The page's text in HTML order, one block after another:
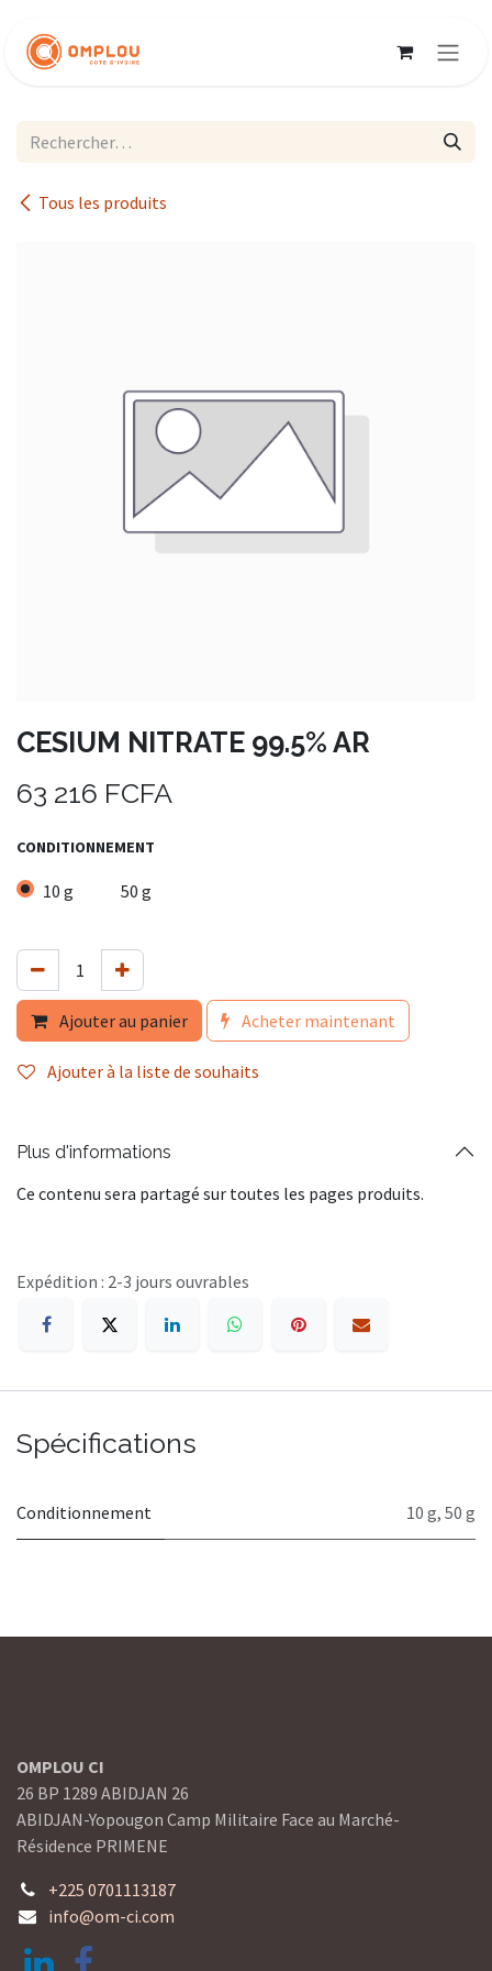
Tous les produits
CESIUM NITRATE 99.5% AR
63 216 FCFA
CONDITIONNEMENT
10 g 50 g
Ajouter au panier Acheter maintenant
Ajouter à la liste de souhaits
Plus d'informations
Ce contenu sera partagé sur toutes les pages produits.
Expédition : 2-3 jours ouvrables
Spécifications
Conditionnement 10 g, 50 g
OMPLOU CI
26 BP 1289 ABIDJAN 26
ABIDJAN-Yopougon Camp Militaire Face au Marché-
Résidence PRIMENE
+225 0701113187
info@om-ci.com